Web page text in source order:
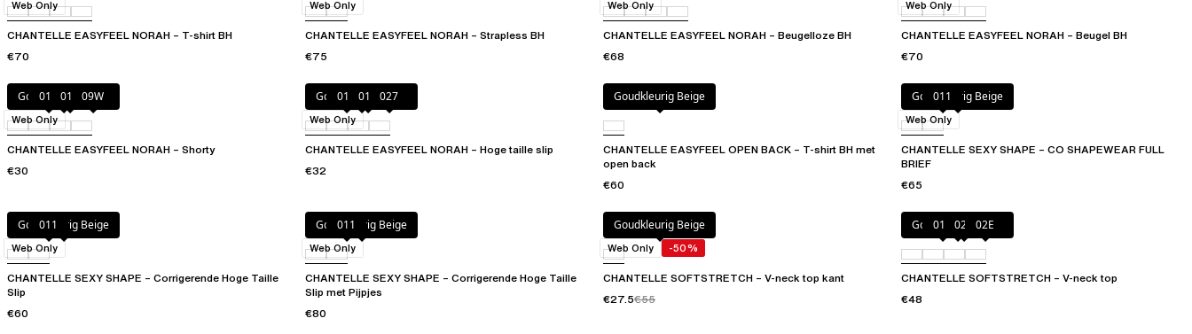
CHANTELLE EASYFEEL NORAH – T-shirt BH
€70
Web Only
CHANTELLE EASYFEEL NORAH – Strapless BH
€75
Web Only
CHANTELLE EASYFEEL NORAH – Beugelloze BH
€68
Web Only
CHANTELLE EASYFEEL NORAH – Beugel BH
€70
Web Only
Goudkleurig Beige
010 011 09W
CHANTELLE EASYFEEL NORAH – Shorty
€30
Web Only
Goudkleurig Beige
010 011 027
CHANTELLE EASYFEEL NORAH – Hoge taille slip
€32
Web Only
Goudkleurig Beige
CHANTELLE EASYFEEL OPEN BACK – T-shirt BH met
open back
€60
Goudkleurig Beige
011
CHANTELLE SEXY SHAPE – CO SHAPEWEAR FULL
BRIEF
€65
Web Only
Goudkleurig Beige
011
CHANTELLE SEXY SHAPE – Corrigerende Hoge Taille
Slip
€60
Web Only
Goudkleurig Beige
011
CHANTELLE SEXY SHAPE – Corrigerende Hoge Taille
Slip met Pijpjes
€80
Web Only
Goudkleurig Beige
CHANTELLE SOFTSTRETCH – V-neck top kant
€27.5€55
Web Only -50%
Goudkleurig Beige
011 023 02E
CHANTELLE SOFTSTRETCH – V-neck top
€48